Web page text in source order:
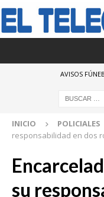
AVISOS
INICIO POLICIALES
responsabilidad en dos
su